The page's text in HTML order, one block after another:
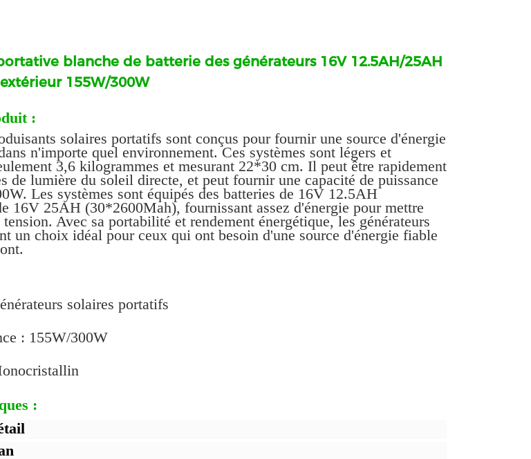
blanche de batterie des générateurs 16V 12.5AH/25AH
155W/300W
:
solaires portatifs sont conçus pour fournir une source d'énergie
n'importe quel environnement. Ces systèmes sont légers et
3,6 kilogrammes et mesurant 22*30 cm. Il peut être rapidement
de lumière du soleil directe, et peut fournir une capacité de puissance
Les systèmes sont équipés des batteries de 16V 12.5AH
16V 25AH (30*2600Mah), fournissant assez d'énergie pour mettre
Avec sa portabilité et rendement énergétique, les générateurs
un choix idéal pour ceux qui ont besoin d'une source d'énergie fiable
solaires portatifs
: 155W/300W
: